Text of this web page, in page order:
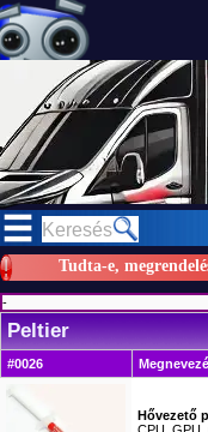
Tudta-e,
-
Peltier
#0026
Hővezető